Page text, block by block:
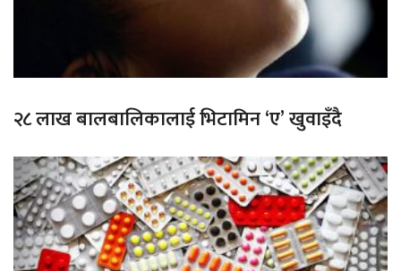
२८ लाख बालबालिकालाई भिटामिन ‘ए’ खुवाइँदै